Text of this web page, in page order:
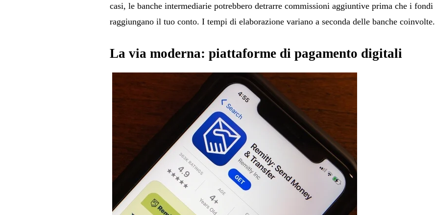
casi, le banche intermediarie potrebbero detrarre commissioni aggiuntive prima che i fondi
raggiungano il tuo conto. I tempi di elaborazione variano a seconda delle banche coinvolte.
La via moderna: piattaforme di pagamento digitali